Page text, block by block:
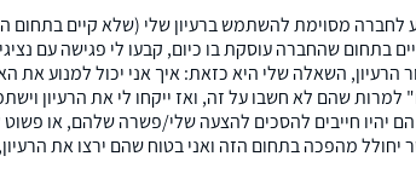
לחברה מסוימת להשתמש ברעיון שלי (שלא קיים
בתחום שהחברה עוסקת בו כיום, קבעו לי פגישה עם
הרעיון, השאלה שלי היא כזאת: איך אני יכול למנוע את
למרות שהם לא חשבו על זה, ואז ייקחו לי את הרעיון
הם יהיו חייבים להסכים להצעה שלי/פשרה שלהם, או
מהפכה בתחום הזה ואני בטוח שהם ירצו את